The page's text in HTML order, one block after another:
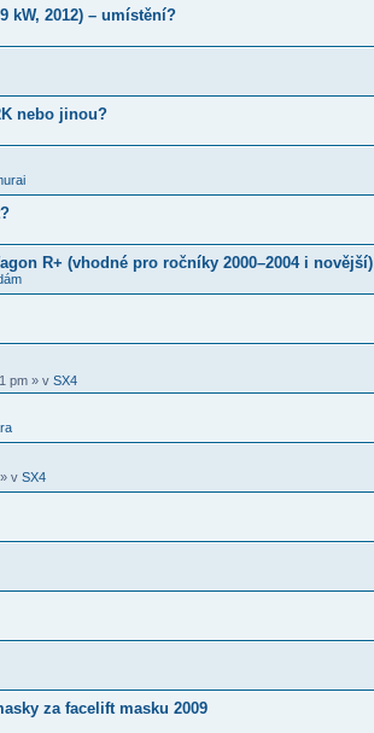
kW, 2012) – umístění?
nebo jinou?
R+ (vhodné pro ročníky 2000–2004 i novější)
pm » v SX4
» v SX4
za facelift masku 2009